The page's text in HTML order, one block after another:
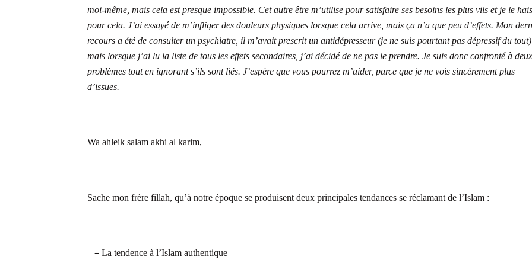
moi-même, mais cela est presque impossible. Cet autre être m’utilise pour satisfaire ses besoins les plus vils et je le hais
pour cela. J’ai essayé de m’infliger des douleurs physiques lorsque cela arrive, mais ça n’a que peu d’effets. Mon
recours a été de consulter un psychiatre, il m’avait prescrit un antidépresseur (je ne suis pourtant pas dépressif du tout)
mais lorsque j’ai lu la liste de tous les effets secondaires, j’ai décidé de ne pas le prendre. Je suis donc confronté à deux
problèmes tout en ignorant s’ils sont liés. J’espère que vous pourrez m’aider, parce que je ne vois sincèrement plus
d’issues.
Wa ahleik salam akhi al karim,
Sache mon frère fillah, qu’à notre époque se produisent deux principales tendances se réclamant de l’Islam :
– La tendence à l’Islam authentique